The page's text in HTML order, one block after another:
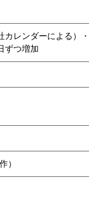
レンダーによる）
ずつ増加
）